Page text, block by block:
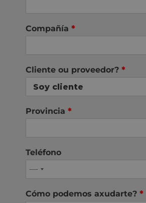
Compañía *
Cliente ou proveedor? *
Provincia *
Teléfono
Cómo podemos axudarte? *